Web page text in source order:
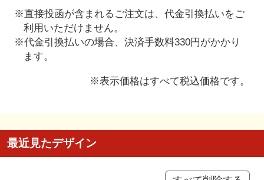
※直接投函が含まれるご注文は、代金引換払いをご
利用いただけません。
※代金引換払いの場合、決済手数料330円がかかり
ます。
※表示価格はすべて税込価格です。
最近見たデザイン